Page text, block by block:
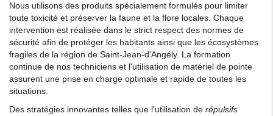
Nous utilisons des produits spécialement formulés pour limiter
toute toxicité et préserver la faune et la flore locales. Chaque
intervention est réalisée dans le strict respect des normes de
sécurité afin de protéger les habitants ainsi que les écosystèmes
fragiles de la région de Saint-Jean-d'Angély. La formation
continue de nos techniciens et l'utilisation de matériel de pointe
assurent une prise en charge optimale et rapide de toutes les
situations.
Des stratégies innovantes telles que l'utilisation de répulsifs